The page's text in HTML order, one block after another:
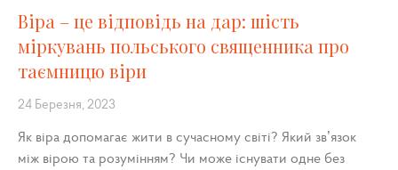
Віра – це відповідь на дар: шість
міркувань польського священника про
таємницю віри
24 Березня, 2023
Як віра допомагає жити в сучасному світі? Який зв’язок
між вірою та розумінням? Чи може існувати одне без